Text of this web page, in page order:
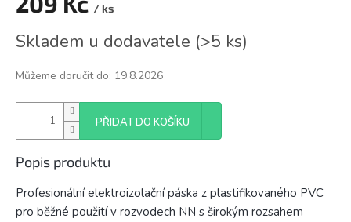
/ ks
cena:
Skladem u dodavatele (>5 ks)
Můžeme doručit do: 19.8.2026
PŘIDAT DO KOŠÍKU
Popis produktu
Profesionální elektroizolační páska z plastifikovaného PVC
pro běžné použití v rozvodech NN s širokým rozsahem